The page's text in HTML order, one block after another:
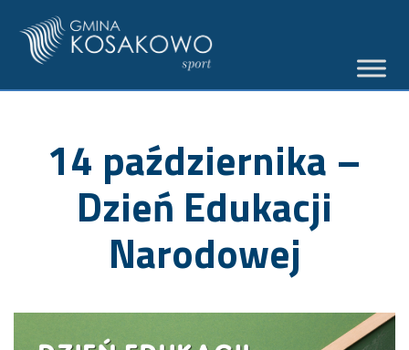
14 października –
Dzień Edukacji
Narodowej